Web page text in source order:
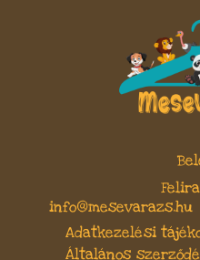
info@mesevarazs.hu
Adatkezelési
Általános